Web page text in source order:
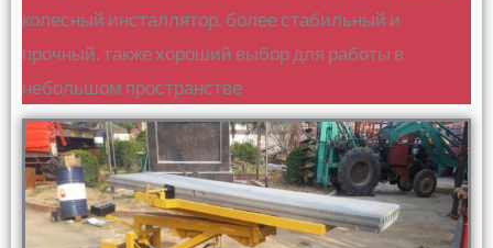
колесный инсталлятор. более стабильный и
прочный. также хороший выбор для работы в
небольшом пространстве